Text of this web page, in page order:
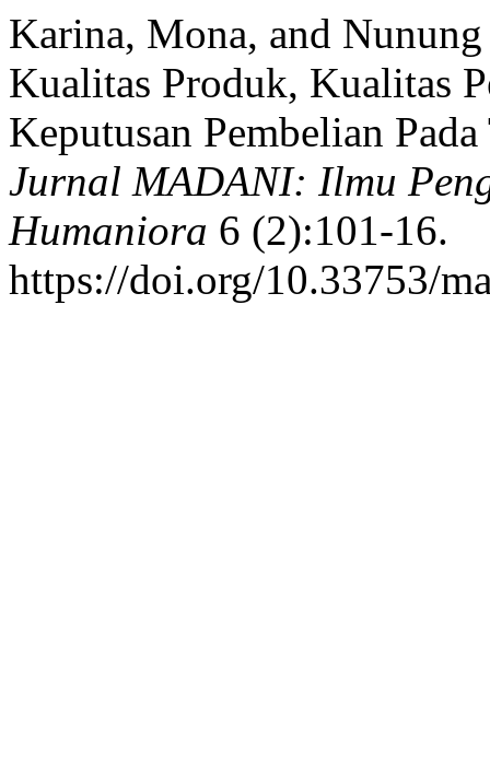
Karina, Mona, and
Kualitas Produk, Kualitas
Keputusan Pembelian
Jurnal MADANI: Ilmu
Humaniora 6 (2):101-16.
https://doi.org/10.33753/